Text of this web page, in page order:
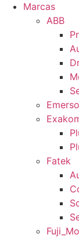
Marcas
ABB
Fatek